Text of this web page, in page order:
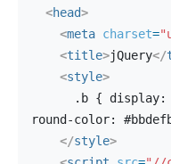
<head>
<meta charset=
<title>jQuery</
<style>
round-color:
</style>